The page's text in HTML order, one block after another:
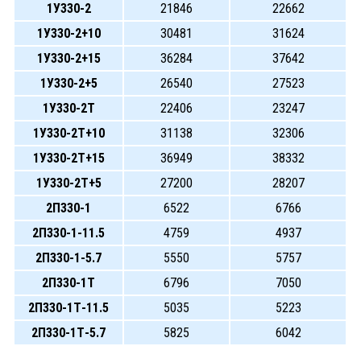
1У330-2
21846
22662
1У330-2+10
30481
31624
1У330-2+15
36284
37642
1У330-2+5
26540
27523
1У330-2Т
22406
23247
1У330-2Т+10
31138
32306
1У330-2Т+15
36949
38332
1У330-2Т+5
27200
28207
2П330-1
6522
6766
2П330-1-11.5
4759
4937
2П330-1-5.7
5550
5757
2П330-1Т
6796
7050
2П330-1Т-11.5
5035
5223
2П330-1Т-5.7
5825
6042